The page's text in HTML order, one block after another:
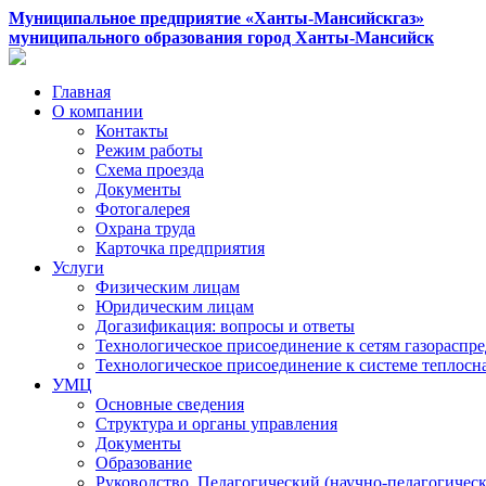
Муниципальное предприятие «Ханты-Мансийскгаз»
муниципального образования город Ханты-Мансийск
Главная
О компании
Контакты
Режим работы
Схема проезда
Документы
Фотогалерея
Охрана труда
Карточка предприятия
Услуги
Физическим лицам
Юридическим лицам
Догазификация: вопросы и ответы
Технологическое присоединение к сетям
Технологическое присоединение к системе
УМЦ
Основные сведения
Структура и органы управления
Документы
Образование
Руководство. Педагогический (научно-